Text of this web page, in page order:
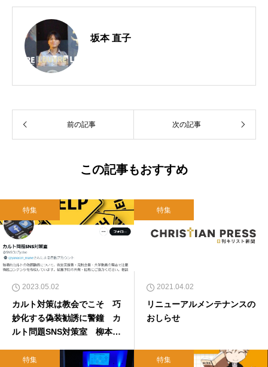
坂本 直子
前の記事 次の記事
この記事もおすすめ
特集
2023.05.02
カルト対策は教会でこそ 巧
妙化する偽装勧誘に警鐘 カ
ルト問題SNS対策室 柳本伸
特集
2021.04.02
リニューアルメンテナンスの
おしらせ
特集 特集